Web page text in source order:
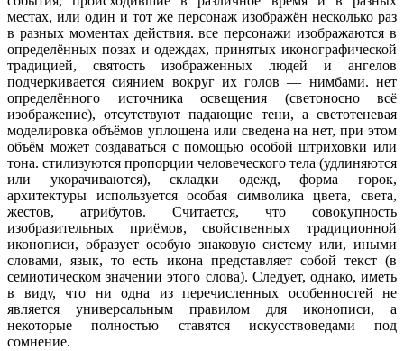
местах, или один и тот же персонаж изображён несколько раз
в разных моментах действия. все персонажи изображаются в
определённых позах и одеждах, принятых иконографической
традицией, святость изображенных людей и ангелов
подчеркивается сиянием вокруг их голов — нимбами. нет
определённого источника освещения (светоносно всё
изображение), отсутствуют падающие тени, а светотеневая
моделировка объёмов уплощена или сведена на нет, при этом
объём может создаваться с помощью особой штриховки или
тона. стилизуются пропорции человеческого тела (удлиняются
или укорачиваются), складки одежд, форма горок,
архитектуры используется особая символика цвета, света,
жестов, атрибутов. Считается, что совокупность
изобразительных приёмов, свойственных традиционной
иконописи, образует особую знаковую систему или, иными
словами, язык, то есть икона представляет собой текст (в
семиотическом значении этого слова). Следует, однако, иметь
в виду, что ни одна из перечисленных особенностей не
является универсальным правилом для иконописи, а
некоторые полностью ставятся искусствоведами под
сомнение.